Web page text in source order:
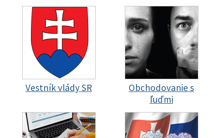
Vestník vlády SR
Obchodovanie s
ľuďmi